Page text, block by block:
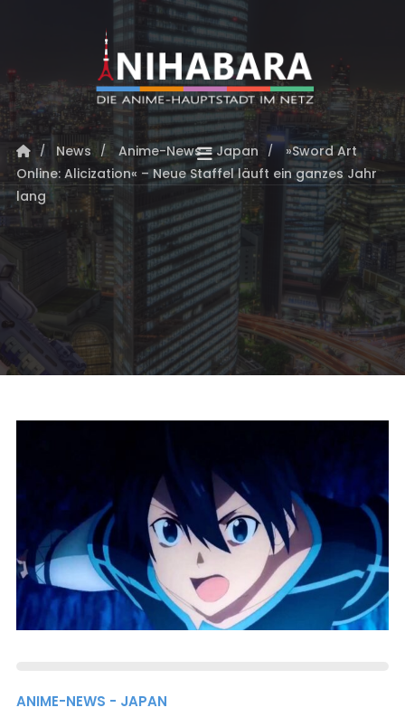
News Anime-News - Japan
»Sword Art
Online: Alicization« – Neue Staffel läuft ein ganzes Jahr
lang
ANIME-NEWS - JAPAN